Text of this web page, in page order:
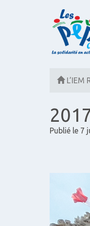
L’IEM
Publié le 7